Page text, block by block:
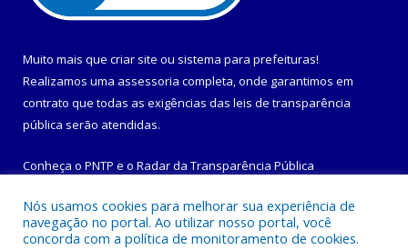
Muito mais que criar site ou sistema para prefeituras!
Realizamos uma assessoria completa, onde garantimos em
contrato que todas as exigências das leis de transparência
pública serão atendidas.
Conheça o PNTP e o Radar da Transparência Pública
Nós usamos cookies para melhorar sua experiência de
navegação no portal. Ao utilizar nosso portal, você
concorda com a política de monitoramento de cookies.